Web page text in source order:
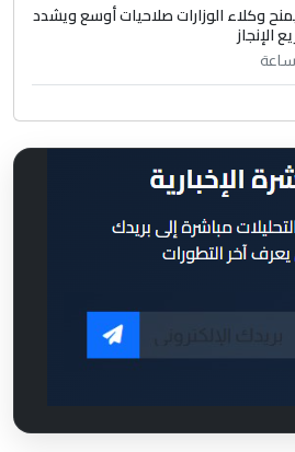
وكلاء الوزارات صلاحيات أوسع ويشدد
الإنجاز